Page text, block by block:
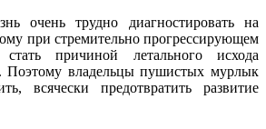
очень трудно диагностировать на
при стремительно прогрессирующем
причиной летального исхода
Поэтому владельцы пушистых мурлык
всячески предотвратить развитие